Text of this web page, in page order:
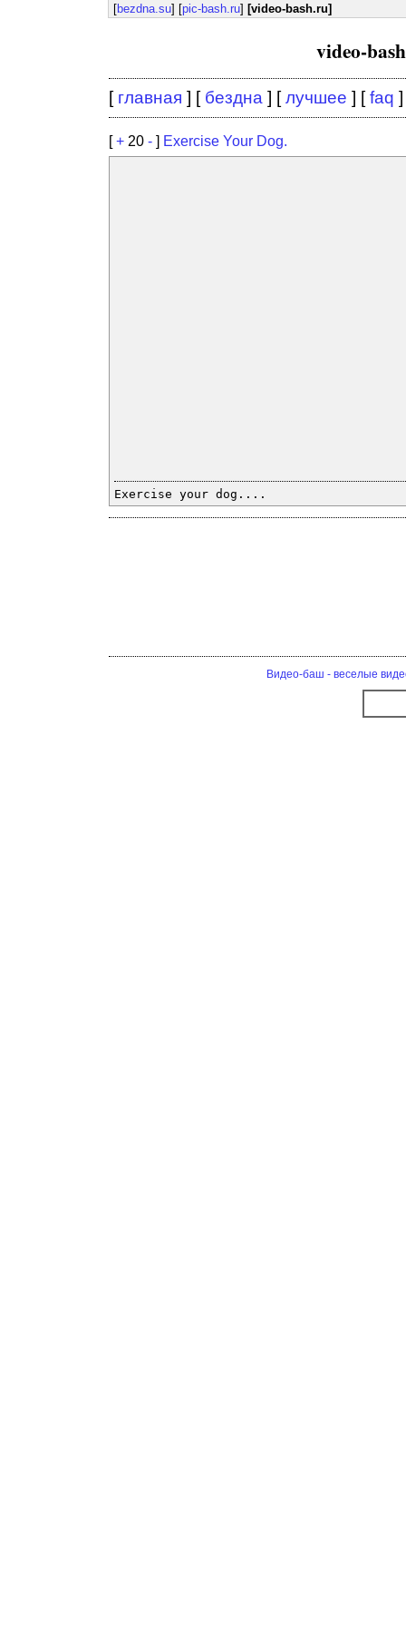
[bezdna.su] [pic-bash.ru] [video-bash.ru]
video-
[ главная ] [ бездна ] [лучшее ] [faq ]
[+ 20 - ] Exercise Your Dog.
Exercise your dog....
Видео-баш - веселые